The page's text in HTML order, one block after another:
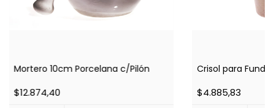
Mortero 10cm Porcelana c/Pilón
$12.874,40
Crisol para
$4.885,83